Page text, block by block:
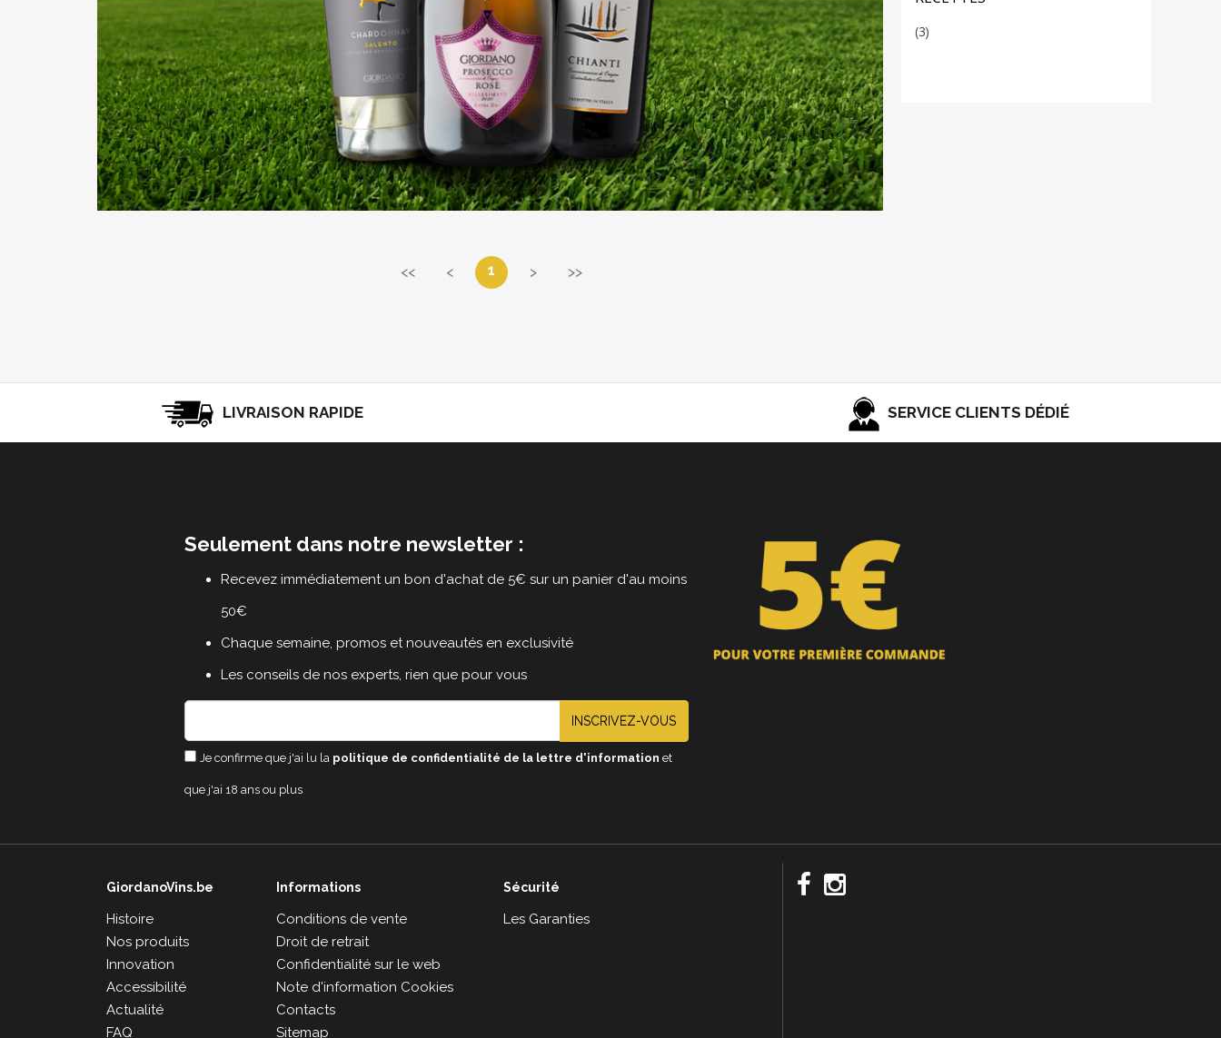
(3)
<< < 1 > >>
LIVRAISON RAPIDE SERVICE CLIENTS DÉDIÉ
Seulement dans notre newsletter :
Recevez immédiatement un bon d'achat de 5€ sur un panier d'au moins
50€
Chaque semaine, promos et nouveautés en exclusivité
Les conseils de nos experts, rien que pour vous
INSCRIVEZ-VOUS
Je confirme que j'ai lu la politique de confidentialité de la lettre d'information et
que j'ai 18 ans ou plus
GiordanoVins.be
Histoire
Nos produits
Innovation
Accessibilité
Actualité
FAQ
Informations
Conditions de vente
Droit de retrait
Confidentialité sur le web
Note d'information Cookies
Contacts
Sitemap
Sécurité
Les Garanties